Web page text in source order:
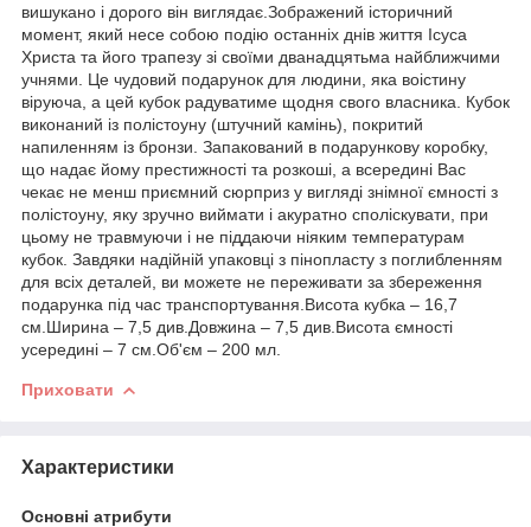
вишукано і дорого він виглядає.Зображений історичний
момент, який несе собою подію останніх днів життя Ісуса
Христа та його трапезу зі своїми дванадцятьма найближчими
учнями. Це чудовий подарунок для людини, яка воістину
віруюча, а цей кубок радуватиме щодня свого власника. Кубок
виконаний із полістоуну (штучний камінь), покритий
напиленням із бронзи. Запакований в подарункову коробку,
що надає йому престижності та розкоші, а всередині Вас
чекає не менш приємний сюрприз у вигляді знімної ємності з
полістоуну, яку зручно виймати і акуратно споліскувати, при
цьому не травмуючи і не піддаючи ніяким температурам
кубок. Завдяки надійній упаковці з пінопласту з поглибленням
для всіх деталей, ви можете не переживати за збереження
подарунка під час транспортування.Висота кубка – 16,7
см.Ширина – 7,5 див.Довжина – 7,5 див.Висота ємності
усередині – 7 см.Об'єм – 200 мл.
Приховати
Характеристики
Основні атрибути